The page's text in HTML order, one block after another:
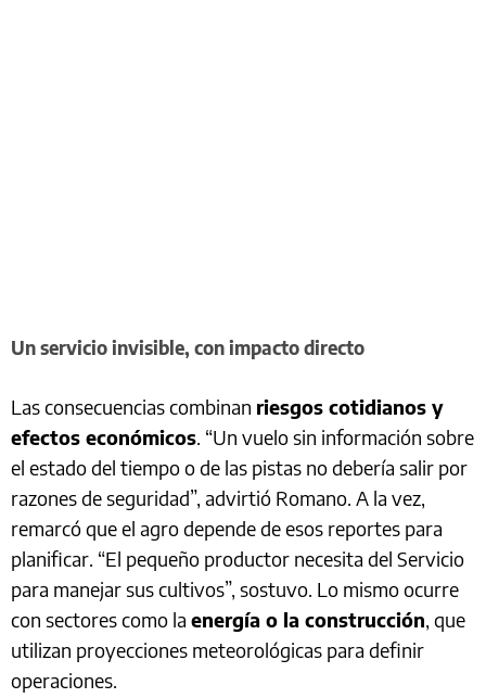
Un servicio invisible, con impacto directo
Las consecuencias combinan riesgos cotidianos y
efectos económicos. “Un vuelo sin información sobre
el estado del tiempo o de las pistas no debería salir por
razones de seguridad”, advirtió Romano. A la vez,
remarcó que el agro depende de esos reportes para
planificar. “El pequeño productor necesita del Servicio
para manejar sus cultivos”, sostuvo. Lo mismo ocurre
con sectores como la energía o la construcción, que
utilizan proyecciones meteorológicas para definir
operaciones.